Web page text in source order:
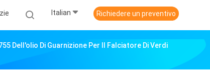
Italian Richiedere un preventivo
Dell'olio Di Guarnizione Per Il Falciatore Di Verdi